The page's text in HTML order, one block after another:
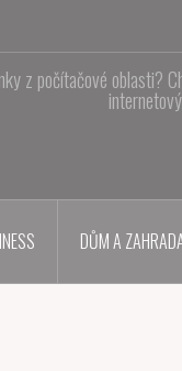
z počítačové oblasti?
DŮM A